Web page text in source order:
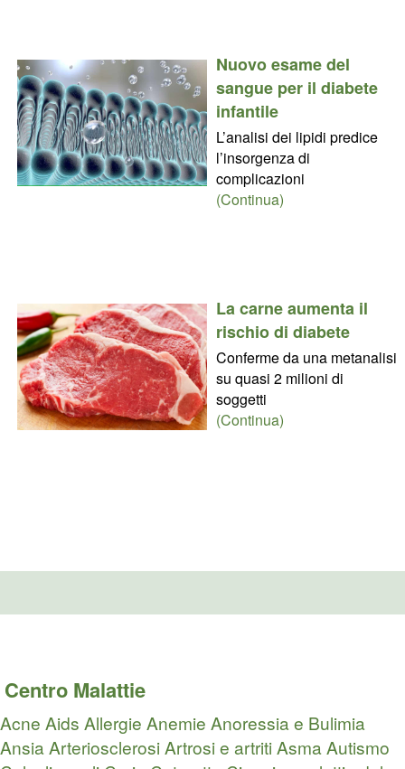
Nuovo esame del
sangue per il diabete
infantile
L’analisi dei lipidi predice
l’insorgenza di
complicazioni
(Continua)
La carne aumenta il
rischio di diabete
Conferme da una metanalisi
su quasi 2 milioni di
soggetti
(Continua)
Centro Malattie
Acne Aids Allergie Anemie Anoressia e Bulimia
AnsiaArteriosclerosiArtrosi e artritiAsmaAutismo